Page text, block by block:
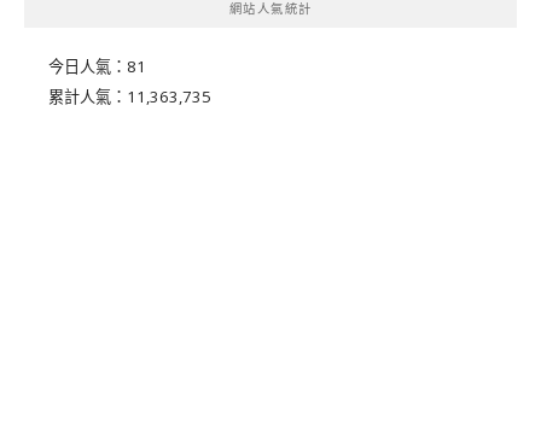
網站人氣統計
今日人氣： 81
累計人氣： 11,363,735